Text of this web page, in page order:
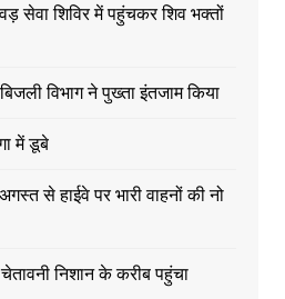
सेवा शिविर में पहुंचकर शिव भक्तों
विभाग ने पुख्ता इंतजाम किया
में डूबे
से हाईवे पर भारी वाहनों की नो
निशान के करीब पहुंचा